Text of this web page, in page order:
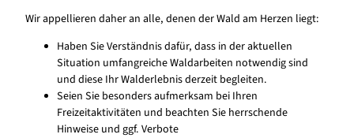
Wir appellieren daher an alle, denen der Wald am Herzen liegt:
Haben Sie Verständnis dafür, dass in der aktuellen
Situation umfangreiche Waldarbeiten notwendig sind
und diese Ihr Walderlebnis derzeit begleiten.
Seien Sie besonders aufmerksam bei Ihren
Freizeitaktivitäten und beachten Sie herrschende
Hinweise und ggf. Verbote